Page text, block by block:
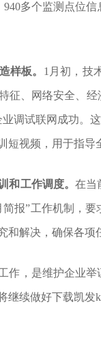
940多个监测点位信
样板。 1 月初，技
征、网络安全、
业调试联网成功。
短视频，用于指
和工作调度。在当
报”工作机制，
和解决，确保各
作，是维护企业
继续做好下载凯